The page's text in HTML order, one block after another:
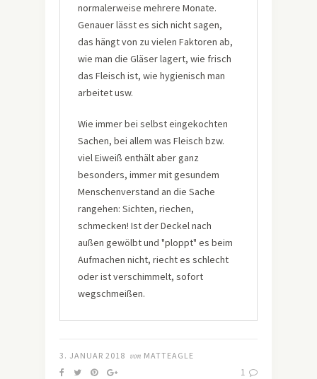
normalerweise mehrere Monate.
Genauer lässt es sich nicht sagen,
das hängt von zu vielen Faktoren ab,
wie man die Gläser lagert, wie frisch
das Fleisch ist, wie hygienisch man
arbeitet usw.
Wie immer bei selbst eingekochten
Sachen, bei allem was Fleisch bzw.
viel Eiweiß enthält aber ganz
besonders, immer mit gesundem
Menschenverstand an die Sache
rangehen: Sichten, riechen,
schmecken! Ist der Deckel nach
außen gewölbt und "ploppt" es beim
Aufmachen nicht, riecht es schlecht
oder ist verschimmelt, sofort
wegschmeißen.
3. JANUAR 2018 von MATTEAGLE
1